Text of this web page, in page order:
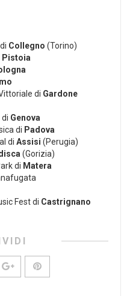
Collegno (Torino)
Pistoia
di Gardone
Genova
di Padova
di Assisi (Perugia)
(Gorizia)
di Matera
Fest di Castrignano